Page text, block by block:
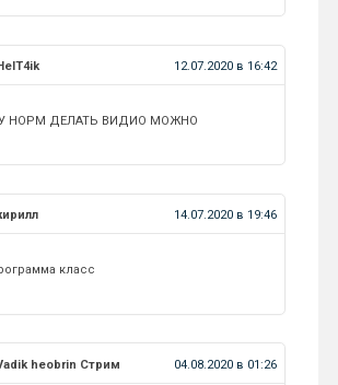
12.07.2020 в 16:42
НОРМ ДЕЛАТЬ ВИДИО МОЖНО
14.07.2020 в 19:46
класс
heobrin Стрим 04.08.2020 в 01:26